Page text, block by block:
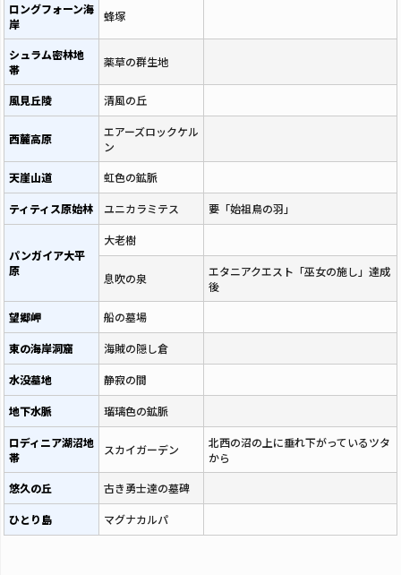
ロングフォーン海
岸
蜂塚
シュラム密林地
帯
薬草の群生地
風見丘陵 清風の丘
西麓高原
エアーズロックケル
ン
天崖山道
虹色の鉱脈
ティティス原始林 ユニカラミテス 要「始祖鳥の羽」
パンガイア大平
原
大老樹
息吹の泉
エタニアクエスト「巫女の施し」達成
後
望郷岬
船の墓場
東の海岸洞窟 海賊の隠し倉
水没墓地 静寂の間
地下水脈 瑠璃色の鉱脈
ロディニア湖沼地
帯
スカイガーデン
北西の沼の上に垂れ下がっているツタ
から
悠久の丘
古き勇士達の墓碑
ひとり島 マグナカルパ